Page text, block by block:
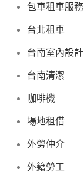
包車租車服務
台北租車
台南室內設計
台南清潔
咖啡機
場地租借
外勞仲介
外籍勞工